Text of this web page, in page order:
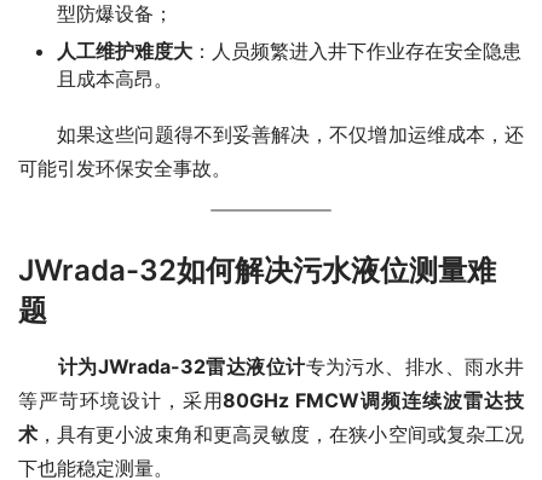
型防爆设备；
人工维护难度大 ：人员频繁进入井下作业存在安全隐患
且成本高昂。
如果这些问题得不到妥善解决，不仅增加运维成本，还
可能引发环保安全事故。
JWrada-32如何解决污水液位测量难
题
计为JWrada-32雷达液位计专为污水、排水、雨水井
等严苛环境设计，采用80GHz FMCW调频连续波雷达技
术 ，具有更小波束角和更高灵敏度，在狭小空间或复杂工况
下也能稳定测量。